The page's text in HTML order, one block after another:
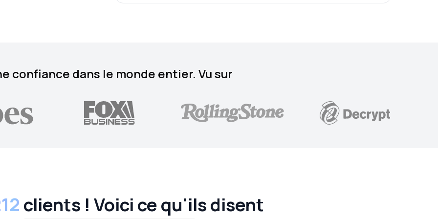
confiance dans le monde entier. Vu sur
clients ! Voici ce qu'ils disent